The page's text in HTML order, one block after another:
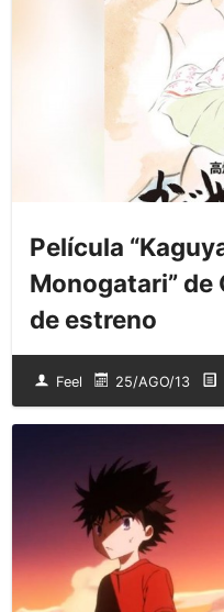
Película
Monogatari” de
de estreno
Feel 25/AGO/13